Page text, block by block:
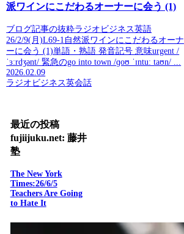
派ワインにこだわるオーナーに会う (1)
ブログ記事の抜粋ラジオビジネス英語
26/2/9(月)L69-1自然派ワインにこだわるオーナ
ーに会う (1)単語・熟語 発音記号 意味urgent /
ˈɜːrdʒənt/ 緊急のgo into town /ɡoʊ ˈɪntuː taʊn/ ...
2026.02.09
ラジオビジネス英会話
最近の投稿
fujiijuku.net: 藤井
塾
The New York
Times:26/6/5
Teachers Are Going
to Hate It